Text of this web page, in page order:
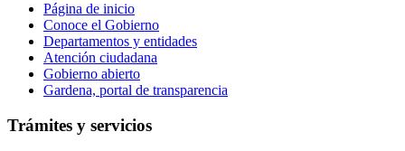
Página de inicio
Conoce el Gobierno
Departamentos y entidades
Atención ciudadana
Gobierno abierto
Gardena, portal de transparencia
Trámites y servicios